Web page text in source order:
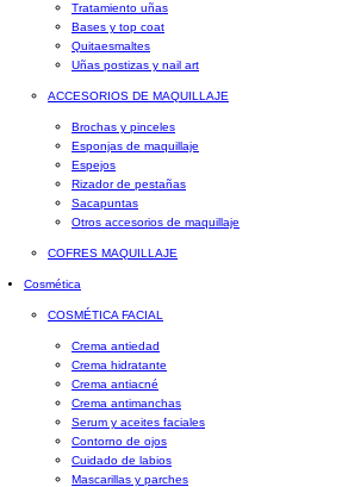
Tratamiento uñas
Bases y top coat
Quitaesmaltes
Uñas postizas y nail art
ACCESORIOS DE MAQUILLAJE
Brochas y pinceles
Esponjas de maquillaje
Espejos
Rizador de pestañas
Sacapuntas
Otros accesorios de maquillaje
COFRES MAQUILLAJE
Cosmética
COSMÉTICA FACIAL
Crema antiedad
Crema hidratante
Crema antiacné
Crema antimanchas
Serum y aceites faciales
Contorno de ojos
Cuidado de labios
Mascarillas y parches